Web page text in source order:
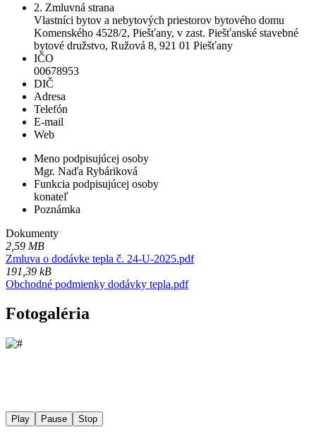
2. Zmluvná strana
Vlastníci bytov a nebytových priestorov bytového domu
Komenského 4528/2, Piešťany, v zast. Piešťanské stavebné
bytové družstvo, Ružová 8, 921 01 Piešťany
IČO
00678953
DIČ
Adresa
Telefón
E-mail
Web
Meno podpisujúcej osoby
Mgr. Naďa Rybáriková
Funkcia podpisujúcej osoby
konateľ
Poznámka
Dokumenty
2,59 MB
Zmluva o dodávke tepla č. 24-U-2025.pdf
191,39 kB
Obchodné podmienky dodávky tepla.pdf
Fotogaléria
Play Pause Stop